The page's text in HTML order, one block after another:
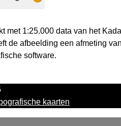
1:25.000 data van het
de afbeelding een afmeting
software.
kaarten